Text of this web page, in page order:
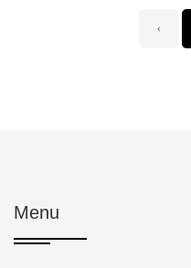
‹
Menu